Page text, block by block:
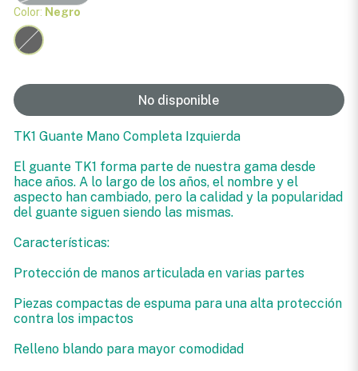
Color: Negro
No disponible
TK1 Guante Mano Completa Izquierda
El guante TK1 forma parte de nuestra gama desde
hace años. A lo largo de los años, el nombre y el
aspecto han cambiado, pero la calidad y la popularidad
del guante siguen siendo las mismas.
Características:
Protección de manos articulada en varias partes
Piezas compactas de espuma para una alta protección
contra los impactos
Relleno blando para mayor comodidad